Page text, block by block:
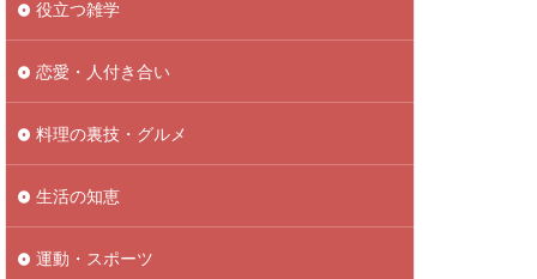
役立つ雑学
恋愛・人付き合い
料理の裏技・グルメ
生活の知恵
運動・スポーツ